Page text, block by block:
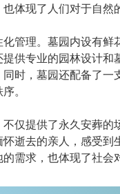
体现了人们对于自然
管理。墓园内设有
供专业的园林设计
时，墓园还配备了一
。
仅提供了永久安葬
逝去的亲人，感受到
需求，也体现了社会